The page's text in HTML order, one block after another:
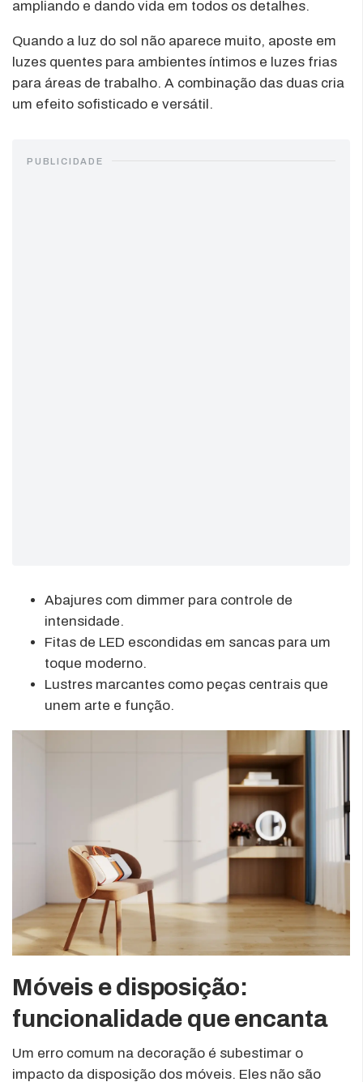
ampliando e dando vida em todos os detalhes.
Quando a luz do sol não aparece muito, aposte em
luzes quentes para ambientes íntimos e luzes frias
para áreas de trabalho. A combinação das duas cria
um efeito sofisticado e versátil.
PUBLICIDADE
Abajures com dimmer para controle de
intensidade.
Fitas de LED escondidas em sancas para um
toque moderno.
Lustres marcantes como peças centrais que
unem arte e função.
Móveis e disposição:
funcionalidade que encanta
Um erro comum na decoração é subestimar o
impacto da disposição dos móveis. Eles não são